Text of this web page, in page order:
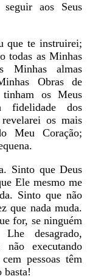
aos Seus
que te instruirei;
todas as Minhas
Minhas almas
Obras de
os Meus
fidelidade dos
os mais
Meu Coração;
Sinto que Deus
Ele mesmo me
Sinto que não
que nada muda.
for, se ninguém
desagrado,
não executando
pessoas têm
basta!